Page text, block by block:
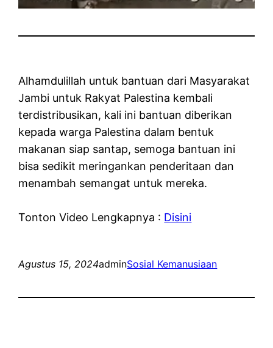
Alhamdulillah untuk bantuan dari Masyarakat
Jambi untuk Rakyat Palestina kembali
terdistribusikan, kali ini bantuan diberikan
kepada warga Palestina dalam bentuk
makanan siap santap, semoga bantuan ini
bisa sedikit meringankan penderitaan dan
menambah semangat untuk mereka.
Tonton Video Lengkapnya : Disini
Agustus 15, 2024adminSosial Kemanusiaan